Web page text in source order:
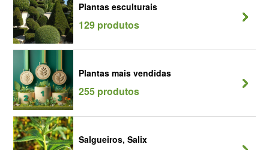
Plantas esculturais
129 produtos
Plantas mais vendidas
255 produtos
Salgueiros, Salix